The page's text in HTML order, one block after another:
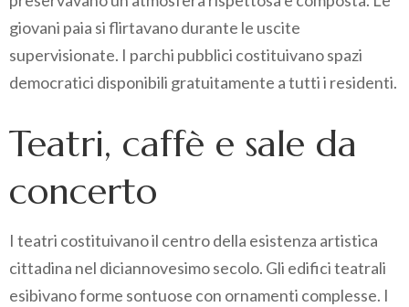
giovani paia si flirtavano durante le uscite
supervisionate. I parchi pubblici costituivano spazi
democratici disponibili gratuitamente a tutti i residenti.
Teatri, caffè e sale da
concerto
I teatri costituivano il centro della esistenza artistica
cittadina nel diciannovesimo secolo. Gli edifici teatrali
esibivano forme sontuose con ornamenti complesse. I